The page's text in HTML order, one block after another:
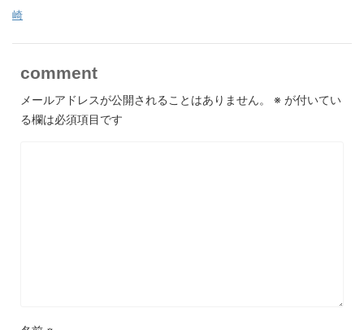
崎
comment
メールアドレスが公開されることはありません。 ※ が付いてい
る欄は必須項目です